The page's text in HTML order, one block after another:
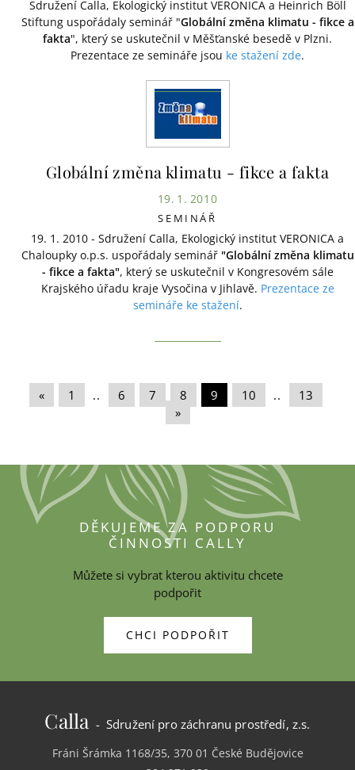
Sdružení Calla, Ekologický institut VERONICA a Heinrich Böll
Stiftung uspořádaly seminář "Globální změna klimatu - fikce a
fakta", který se uskutečnil v Měšťanské besedě v Plzni.
Prezentace ze semináře jsou ke stažení zde.
Globální změna klimatu - fikce a fakta
19. 1. 2010
SEMINÁŘ
19. 1. 2010 - Sdružení Calla, Ekologický institut VERONICA a
Chaloupky o.p.s. uspořádaly seminář "Globální změna klimatu
- fikce a fakta", který se uskutečnil v Kongresovém sále
Krajského úřadu kraje Vysočina v Jihlavě. Prezentace ze
semináře ke stažení.
« 1 .. 6 7 8 9 10 .. 13
»
DĚKUJEME ZA PODPORU
ČINNOSTI CALLY
Můžete si vybrat kterou aktivitu chcete
podpořit
CHCI PODPOŘIT
Calla - Sdružení pro záchranu prostředí, z.s.
Fráni Šrámka 1168/35, 370 01 České Budějovice